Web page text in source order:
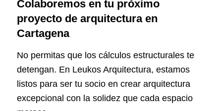
Colaboremos en tu próximo
proyecto de arquitectura en
Cartagena
No permitas que los cálculos estructurales te
detengan. En Leukos Arquitectura, estamos
listos para ser tu socio en crear arquitectura
excepcional con la solidez que cada espacio